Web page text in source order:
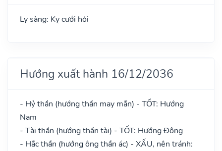
Ly sàng: Kỵ cưới hỏi
Hướng xuất hành 16/12/2036
- Hỷ thần (hướng thần may mắn) - TỐT: Hướng
Nam
- Tài thần (hướng thần tài) - TỐT: Hướng Đông
- Hắc thần (hướng ông thần ác) - XẤU, nên tránh: